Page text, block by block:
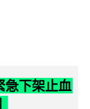
急下架止血